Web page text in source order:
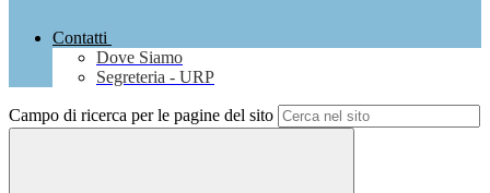
Contatti
Dove Siamo
Segreteria - URP
Campo di ricerca per le pagine del sito